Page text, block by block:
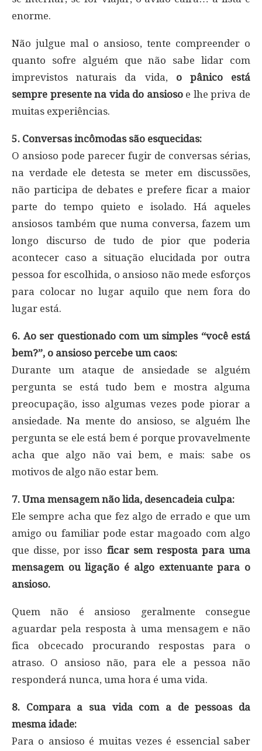
enorme.
Não julgue mal o ansioso, tente compreender o
quanto sofre alguém que não sabe lidar com
imprevistos naturais da vida, o pânico está
sempre presente na vida do ansiosoe lhe priva de
muitas experiências.
5. Conversas incômodas são esquecidas:
O ansioso pode parecer fugir de conversas sérias,
na verdade ele detesta se meter em discussões,
não participa de debates e prefere ficar a maior
parte do tempo quieto e isolado. Há aqueles
ansiosos também que numa conversa, fazem um
longo discurso de tudo de pior que poderia
acontecer caso a situação elucidada por outra
pessoa for escolhida, o ansioso não mede esforços
para colocar no lugar aquilo que nem fora do
lugar está.
6. Ao ser questionado com um simples “você está
bem?”, o ansioso percebe um caos:
Durante um ataque de ansiedade se alguém
pergunta se está tudo bem e mostra alguma
preocupação, isso algumas vezes pode piorar a
ansiedade. Na mente do ansioso, se alguém lhe
pergunta se ele está bem é porque provavelmente
acha que algo não vai bem, e mais: sabe os
motivos de algo não estar bem.
7. Uma mensagem não lida, desencadeia culpa:
Ele sempre acha que fez algo de errado e que um
amigo ou familiar pode estar magoado com algo
que disse, por isso ficar sem resposta para uma
mensagem ou ligação é algo extenuante para o
ansioso.
Quem não é ansioso geralmente consegue
aguardar pela resposta à uma mensagem e não
fica obcecado procurando respostas para o
atraso. O ansioso não, para ele a pessoa não
responderá nunca, uma hora é uma vida.
8. Compara a sua vida com a de pessoas da
mesma idade:
Para o ansioso é muitas vezes é essencial saber